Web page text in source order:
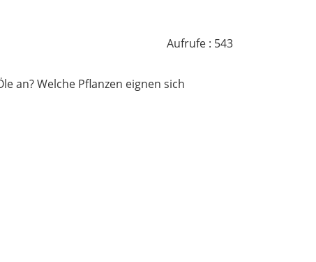
Aufrufe: 543
an? Welche Pflanzen eignen sich